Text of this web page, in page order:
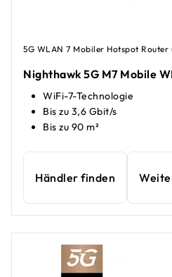
5G WLAN 7 Mobiler Hotspot Router
Nighthawk 5G M7 Mobile
WiFi-7-Technologie
Bis zu 3,6 Gbit/s
Bis zu 90 m²
Händler finden